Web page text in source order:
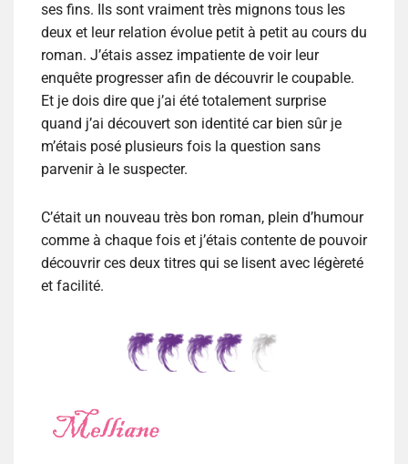
ses fins. Ils sont vraiment très mignons tous les
deux et leur relation évolue petit à petit au cours du
roman. J’étais assez impatiente de voir leur
enquête progresser afin de découvrir le coupable.
Et je dois dire que j’ai été totalement surprise
quand j’ai découvert son identité car bien sûr je
m’étais posé plusieurs fois la question sans
parvenir à le suspecter.
C’était un nouveau très bon roman, plein d’humour
comme à chaque fois et j’étais contente de pouvoir
découvrir ces deux titres qui se lisent avec légèreté
et facilité.